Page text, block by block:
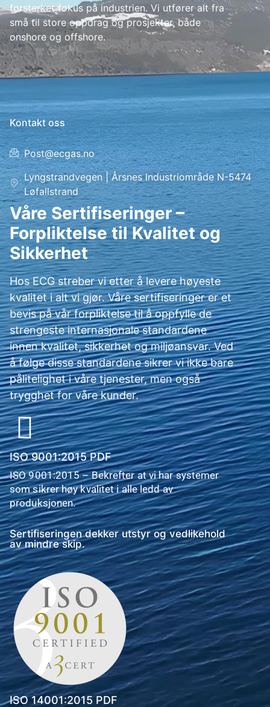
forsterket fokus på industrien. Vi utfører alt fra
små til store oppdrag og prosjekter, både
onshore og offshore.
Kontakt oss
Post@ecgas.no
Lyngstrandvegen | Årsnes Industriområde N-5474
Løfallstrand
Våre Sertifiseringer –
Forpliktelse til Kvalitet og
Sikkerhet
Hos ECG streber vi etter å levere høyeste
kvalitet i alt vi gjør. Våre sertifiseringer er et
bevis på vår forpliktelse til å oppfylle de
strengeste internasjonale standardene
innen kvalitet, sikkerhet og miljøansvar. Ved
å følge disse standardene sikrer vi ikke bare
pålitelighet i våre tjenester, men også
trygghet for våre kunder.
ISO 9001:2015 PDF
ISO 9001:2015 – Bekrefter at vi har systemer
som sikrer høy kvalitet i alle ledd av
produksjonen.
Sertifiseringen dekker utstyr og vedlikehold
av mindre skip.
ISO 14001:2015 PDF